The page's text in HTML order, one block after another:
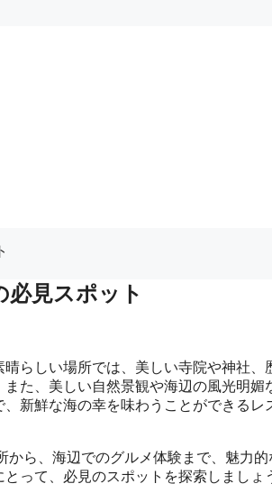
見スポット
らしい場所では、美しい寺院や神社、
た、美しい自然景観や海辺の風光明媚
新鮮な海の幸を味わうことができるレ
ら、海辺でのグルメ体験まで、魅力的
って、必見のスポットを探索しましょ